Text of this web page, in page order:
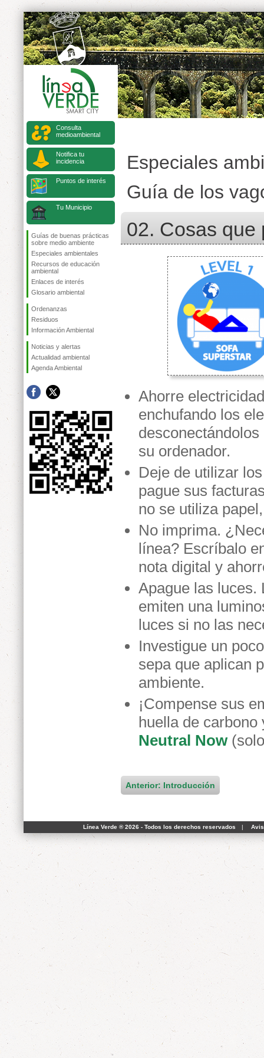
Consulta
medioambiental
Notifica tu
incidencia
Puntos de interés
Tu Municipio
Guías de buenas prácticas
sobre medio ambiente
Especiales ambientales
Recursos de educación
ambiental
Enlaces de interés
Glosario ambiental
Ordenanzas
Residuos
Información Ambiental
Noticias y alertas
Actualidad ambiental
Agenda Ambiental
Especiales
Guía de los
02. Cosas que
Ahorre electricidad
enchufando los
su ordenador.
Deje de utilizar
pague sus
no se utiliza
No imprima.
línea? Escríbalo
nota digital y
Apague las luces.
emiten una
luces si no las
Investigue un
sepa que aplican
ambiente.
¡Compense sus
huella de
Neutral Now
Anterior: Introducción
Línea Verde ® 2026 - Todos los derechos reservados |